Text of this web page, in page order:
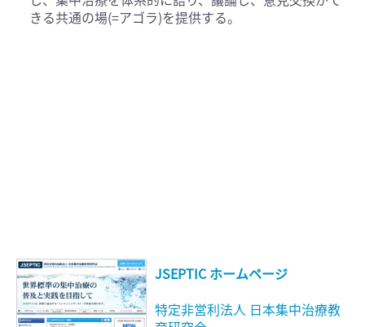
きる共通の場(=アゴラ)を提供する。
JSEPTIC ホームページ
特定非営利法人 日本集中治療教